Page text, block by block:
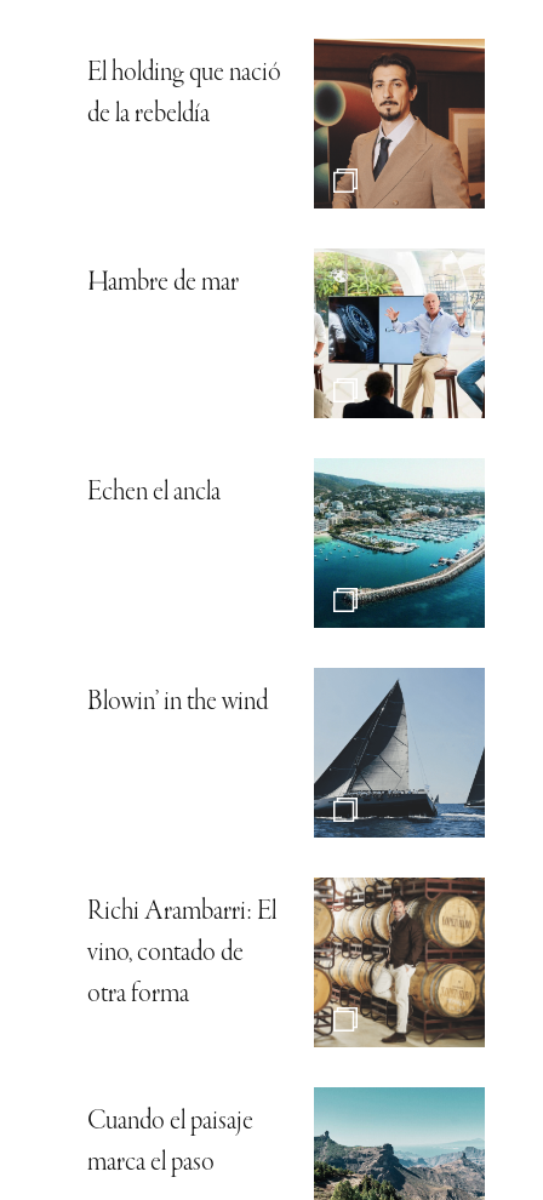
El holding que nació
de la rebeldía
Hambre de mar
Echen el ancla
Blowin’ in the wind
Richi Arambarri: El
vino, contado de
otra forma
Cuando el paisaje
marca el paso